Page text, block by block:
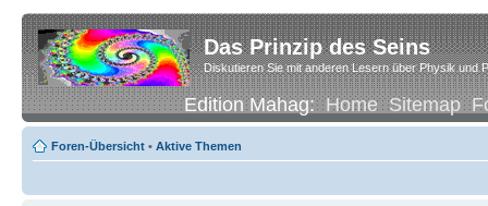
Das Prinzip des Seins
Diskutieren Sie mit anderen Lesern über Physik und
Edition Mahag:Home Sitemap
Foren-Übersicht • Aktive Themen